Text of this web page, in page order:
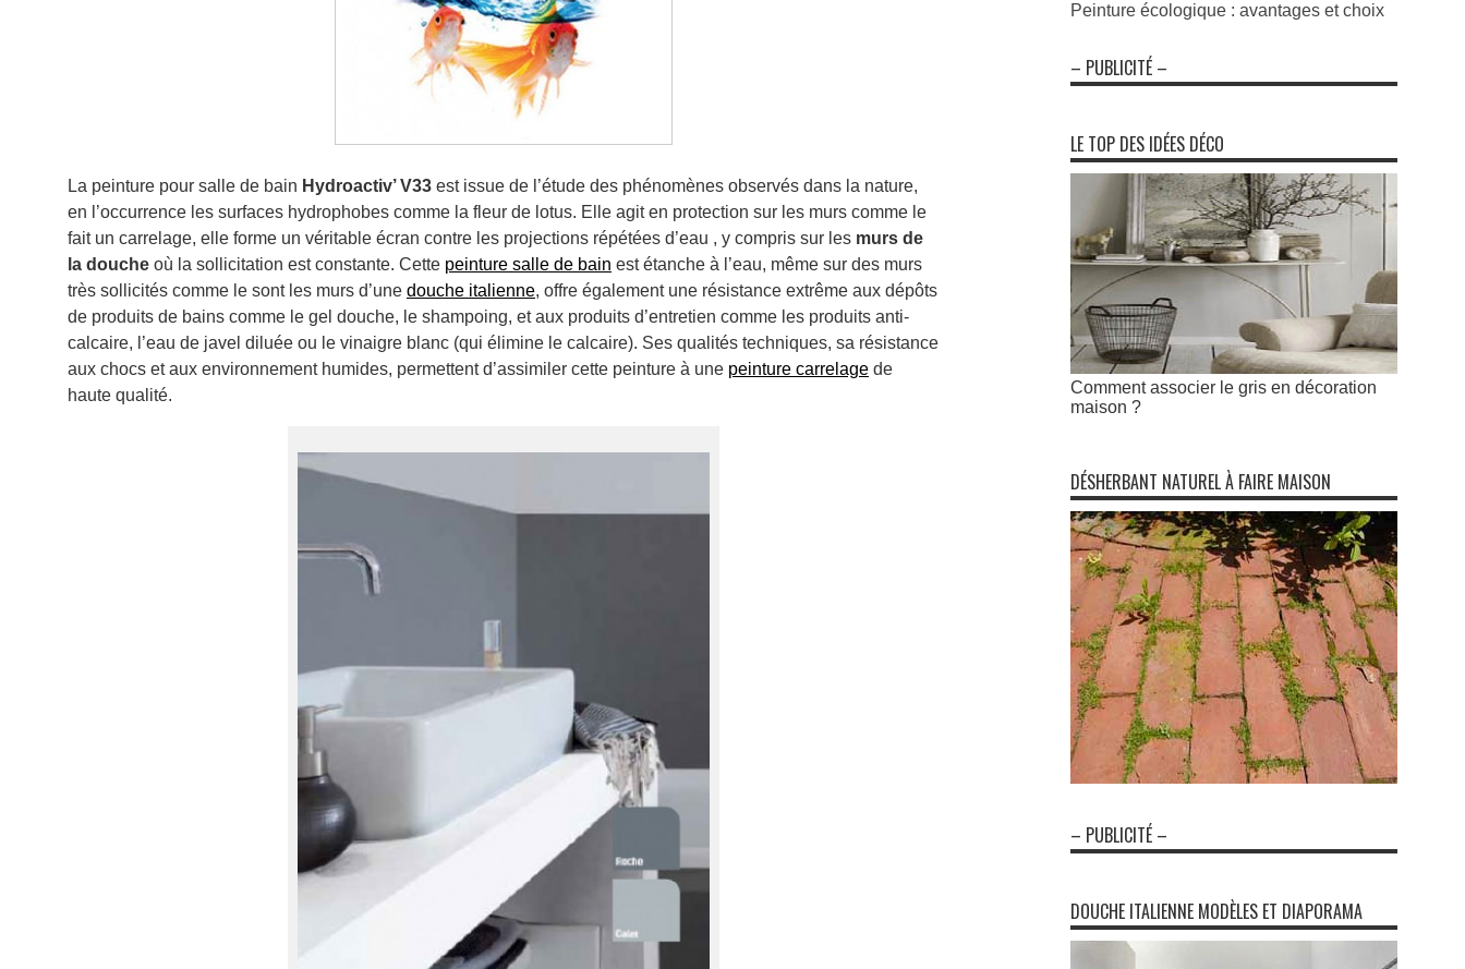
La peinture pour salle de bain Hydroactiv’ V33 est issue de l’étude des phénomènes observés dans la nature,
en l’occurrence les surfaces hydrophobes comme la fleur de lotus. Elle agit en protection sur les murs comme le
fait un carrelage, elle forme un véritable écran contre les projections répétées d’eau , y compris sur les murs de
la douche où la sollicitation est constante. Cette peinture salle de bain est étanche à l’eau, même sur des murs
très sollicités comme le sont les murs d’une douche italienne, offre également une résistance extrême aux dépôts
de produits de bains comme le gel douche, le shampoing, et aux produits d’entretien comme les produits anti-
calcaire, l’eau de javel diluée ou le vinaigre blanc (qui élimine le calcaire). Ses qualités techniques, sa résistance
aux chocs et aux environnement humides, permettent d’assimiler cette peinture à une peinture carrelage de
haute qualité.
Peinture écologique : avantages et choix
– PUBLICITÉ –
LE TOP DES IDÉES DÉCO
Comment associer le gris en décoration
maison ?
DÉSHERBANT NATUREL À FAIRE MAISON
– PUBLICITÉ –
DOUCHE ITALIENNE MODÈLES ET DIAPORAMA